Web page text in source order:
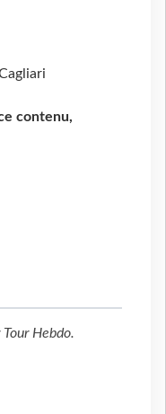
contenu,
Tour Hebdo.